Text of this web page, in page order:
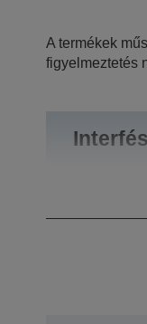
A termékek
figyelmeztetés